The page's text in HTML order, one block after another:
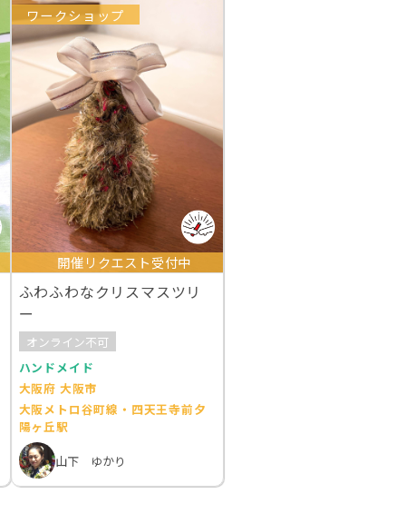
ワークショップ
開催リクエスト受付中
ふわふわなクリスマスツリ
ー
オンライン不可
ハンドメイド
大阪府 大阪市
大阪メトロ谷町線・四天王寺前夕
陽ヶ丘駅
山下 ゆかり